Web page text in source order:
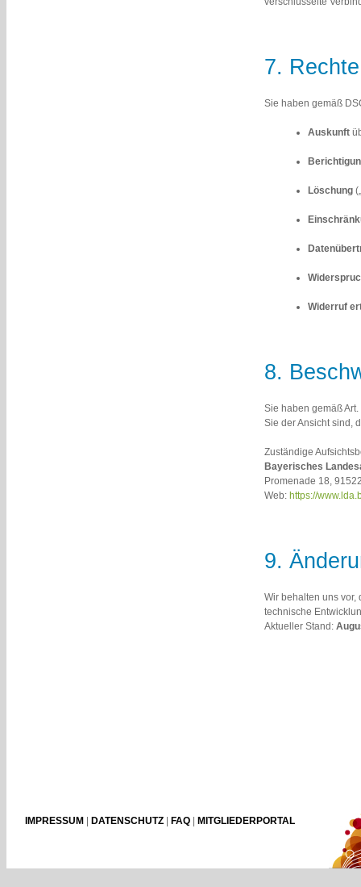
7.
Sie haben gemäß
Auskunft
Löschung
Widerruf
8.
Sie haben gemäß
Sie der Ansicht sind,
Zuständige
Bayerisches
Promenade 18,
Web: https://
9.
Wir behalten uns
technische
Aktueller Stand:
IMPRESSUM DATENSCHUTZ FAQ MITGLIEDERPORTAL